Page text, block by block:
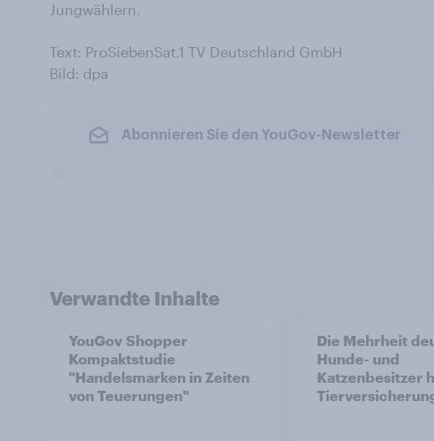
Jungwählern.
Text: ProSiebenSat.1 TV Deutschland GmbH
Bild: dpa
Abonnieren Sie den YouGov-Newsletter
Verwandte Inhalte
YouGov Shopper
Kompaktstudie
"Handelsmarken in Zeiten
von Teuerungen"
Die Mehrheit
Hunde- und
Katzenbesitzer